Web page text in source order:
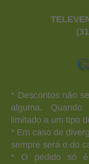
* Descontos não
alguma.
limitado a um tipo
* Em caso de
sempre será o do
* O pedido só é